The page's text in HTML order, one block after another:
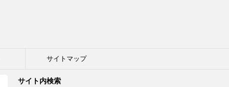
サイトマップ
サイト内検索